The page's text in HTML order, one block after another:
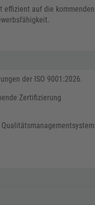
effizient auf die kommenden
der ISO 9001:2026.
Zertifizierung